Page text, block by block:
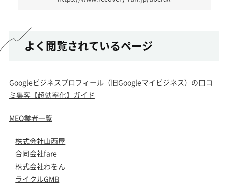
よく閲覧されているページ
Googleビジネスプロフィール（旧Googleマイビジネス）の口コ
ミ集客【超効率化】ガイド
MEO業者一覧
株式会社山西屋
合同会社fare
株式会社わをん
ライクルGMB